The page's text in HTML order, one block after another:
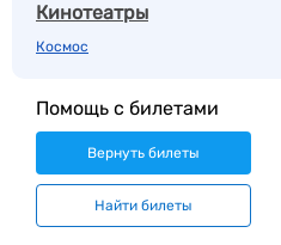
Кинотеатры
Космос
Помощь с билетами
Вернуть билеты
Найти билеты